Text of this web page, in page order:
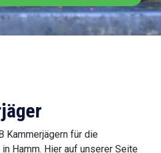
Kammerjägern für die
Hamm. Hier auf unserer Seite